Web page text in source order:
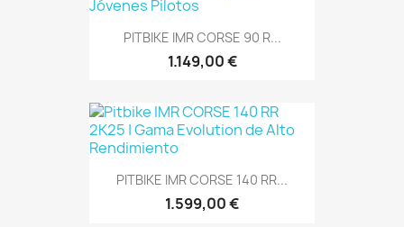
PITBIKE IMR CORSE 90 R...
1.149,00 €
PITBIKE IMR CORSE 140 RR...
1.599,00 €